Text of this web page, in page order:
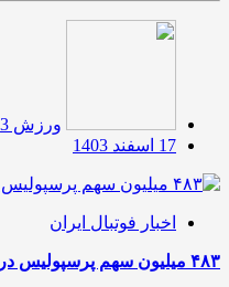
ورزش 3
17 اسفند 1403
اخبار فوتبال ایران
۴۸۳ میلیون سهم پرسپولیس در فرابورس واگذار می‌شود